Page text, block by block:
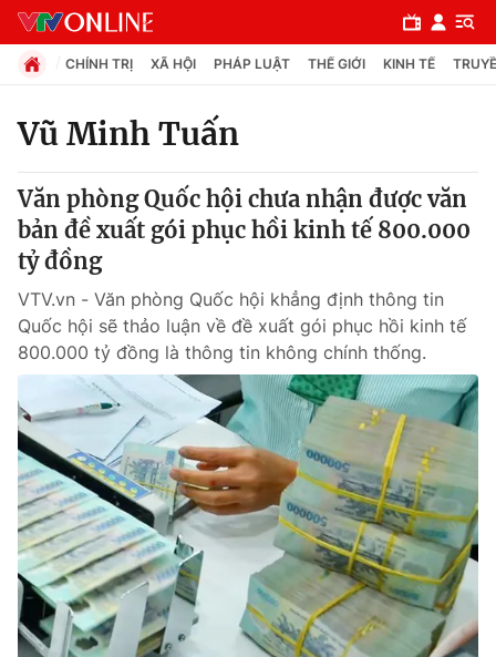
Chuyên mục
Chính trị
Pháp luật
Y tế
Thế giới
Tin tức
Thế giới đó đây
Câu chuyện quốc tế
Kinh tế
Tài chính
Thị trường
Dữ liệu và đời sống
CHÍNH TRỊ XÃ HỘI PHÁP LUẬT THẾ GIỚI KINH TẾ
Vũ Minh Tuấn
Văn phòng Quốc hội chưa nhận được văn
bản đề xuất gói phục hồi kinh tế 800.000
tỷ đồng
VTV.vn - Văn phòng Quốc hội khẳng định thông tin
Quốc hội sẽ thảo luận về đề xuất gói phục hồi kinh tế
800.000 tỷ đồng là thông tin không chính thống.